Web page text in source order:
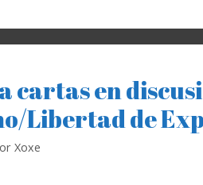
cartas en
Libertad de
Xoxe